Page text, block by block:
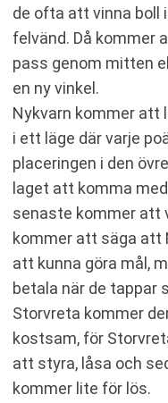
de ofta att vinna boll
felvänd. Då kommer
pass genom mitten
en ny vinkel.
Nykvarn kommer att
i ett läge där varje
placeringen i den
laget att komma
senaste kommer att
kommer att säga att
att kunna göra mål,
betala när de tappar
Storvreta kommer
kostsam, för
att styra, låsa och
kommer lite för lös.